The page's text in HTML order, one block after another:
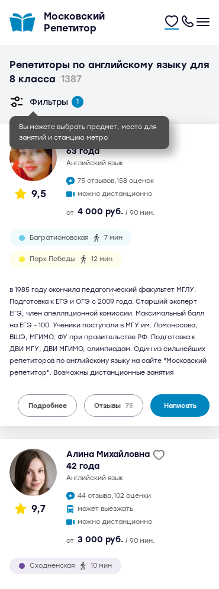
Московский
Репетитор
Репетиторы по английскому языку для
8 класса 1387
Вы можете выбрать предмет, место для
занятий и станцию метро
Фильтры 1
9,5
Ольга Степановна
63 года
английский язык
75 отзывов,158 оценок
можно дистанционно
от 4 000 руб. / 90 мин.
Багратионовская 7 мин
Парк Победы 12 мин
в 1985 году окончила педагогический факультет МГЛУ.
Подготовка к ЕГЭ и ОГЭ с 2009 года. Старший эксперт
ЕГЭ, член апелляционной комиссии. Максимальный балл
на ЕГЭ - 100. Ученики поступали в МГУ им. Ломоносова,
ВШЭ, МГИМО, ФУ при правительстве РФ. Подготовка к
ДВИ МГУ, ДВИ МГИМО, олимпиадам. Один из сильнейших
репетиторов по английскому языку на сайте "Московский
репетитор". Возможны дистанционные занятия
Подробнее Отзывы 75 Написать
9,7
Алина Михайловна
42 года
английский язык
44 отзыва,102 оценки
может выезжать
можно дистанционно
от 3 000 руб. / 90 мин.
Сходненская 10 мин